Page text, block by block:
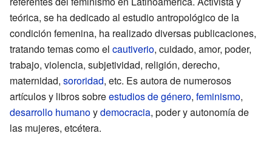
teórica, se ha dedicado al estudio antropológico de la
condición femenina, ha realizado diversas publicaciones,
tratando temas como el cautiverio, cuidado, amor, poder,
trabajo, violencia, subjetividad, religión, derecho,
maternidad, sororidad, etc. Es autora de numerosos
artículos y libros sobreestudios de género, feminismo,
desarrollo humanoydemocracia, poder y autonomía de
las mujeres, etcétera.